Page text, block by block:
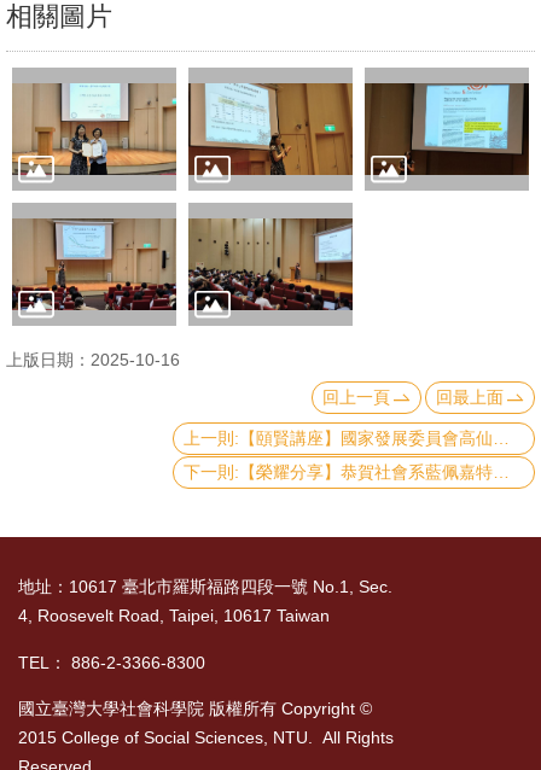
款
教
資
源
與
館
回
首
網
站
覽
相關圖片
上版日期：2025-10-16
回上一頁
回最上面
地址：10617 臺北市羅斯福路四段一號 No.1, Sec.
4, Roosevelt Road, Taipei, 10617 Taiwan
TEL： 886-2-3366-8300
國立臺灣大學社會科學院 版權所有 Copyright ©
2015 College of Social Sciences, NTU. All Rights